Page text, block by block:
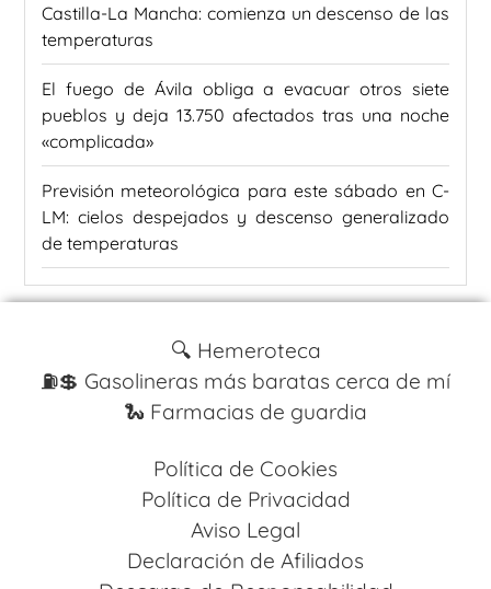
Castilla-La Mancha: comienza un descenso de las
temperaturas
El fuego de Ávila obliga a evacuar otros siete
pueblos y deja 13.750 afectados tras una noche
«complicada»
Previsión meteorológica para este sábado en C-
LM: cielos despejados y descenso generalizado
de temperaturas
🔍 Hemeroteca
⛽️💲 Gasolineras más baratas cerca de mí
🐍 Farmacias de guardia
Política de Cookies
Política de Privacidad
Aviso Legal
Declaración de Afiliados